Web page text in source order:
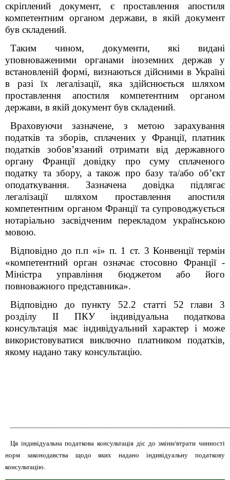
скріплений документ, є проставлення апостиля
компетентним органом держави, в якій документ
був складений.
Таким чином, документи, які видані
уповноваженими органами іноземних держав у
встановленій формі, визнаються дійсними в Україні
в разі їх легалізації, яка здійснюється шляхом
проставлення апостиля компетентним органом
держави, в якій документ був складений.
Враховуючи зазначене, з метою зарахування
податків та зборів, сплачених у Франції, платник
податків зобов’язаний отримати від державного
органу Франції довідку про суму сплаченого
податку та збору, а також про базу та/або об’єкт
оподаткування. Зазначена довідка підлягає
легалізації шляхом проставлення апостиля
компетентним органом Франції та супроводжується
нотаріально засвідченим перекладом українською
мовою.
Відповідно до п.п «і» п. 1 ст. 3 Конвенції термін
«компетентний орган означає стосовно Франції -
Міністра управління бюджетом або його
повноважного представника».
Відповідно до пункту 52.2 статті 52 глави 3
розділу ІІ ПКУ індивідуальна податкова
консультація має індивідуальний характер і може
використовуватися виключно платником податків,
якому надано таку консультацію.
Ця індивідуальна податкова консультація діє до зміни/втрати чинності
норм законодавства щодо яких надано індивідуальну податкову
консультацію.